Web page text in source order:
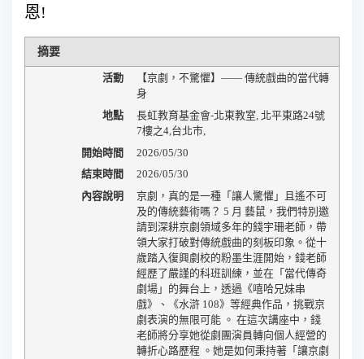
恩!
摘要
活動
【京劇，不驚懼】—— 傳統戲曲的當代轉
身
地點
長虹教育基金會-北東教室 北平東路24號
7樓之4, 台北市,
開始時間
2026/05/30
結束時間
2026/05/30
內容說明
京劇，真的是一種「讓人驚懼」且遙不可
及的傳統藝術嗎？ 5 月 藝鼠，我們特別邀
請到深耕京劇領域多年的錢宇珊老師，帶
領大家打破對傳統戲曲的刻板印象。從十
歲踏入復興劇校的粉墨生涯開始，錢老師
經歷了嚴謹的科班訓練，並在「當代傳奇
劇場」的舞台上，透過《嘻哈兄妹串
戲》、《水滸 108》等經典作品，挑戰京
劇表演的無限可能 。 在這次講座中，錢
老師將分享她從劇團演員轉向個人經營的
轉折心路歷程 。她是如何秉持著「讓京劇